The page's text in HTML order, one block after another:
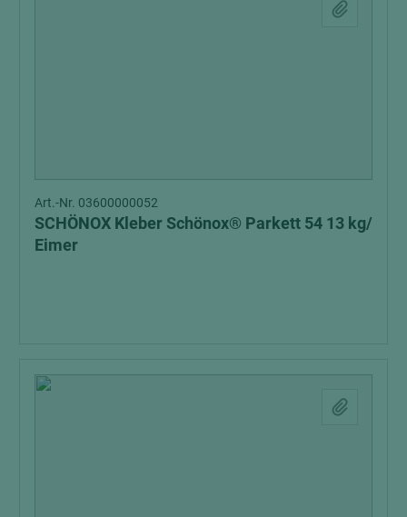
Art.-Nr. 03600000052
SCHÖNOX Kleber Schönox® Parkett 54 13 kg/
Eimer